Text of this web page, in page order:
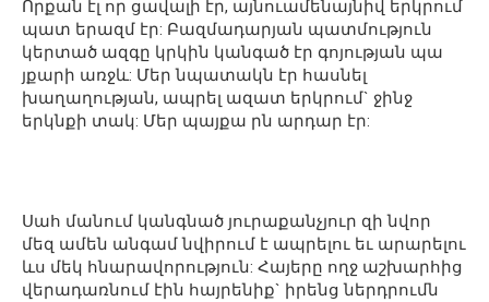
Որքան էլ որ ցավալի էր, այնուամենայնիվ երկրում
պատ երազմ էր: Բազմադարյան պատմություն
կերտած ազգը կրկին կանգած էր գոյության պա
յքարի առջև: Մեր նպատակն էր հասնել
խաղաղության, ապրել ազատ երկրում` ջինջ
երկնքի տակ: Մեր պայքա րն արդար էր:
Սահ մանում կանգնած յուրաքանչյուր զի նվոր
մեզ ամեն անգամ նվիրում է ապրելու եւ արարելու
ևս մեկ հնարավորություն: Հայերը ողջ աշխարհից
վերադառնում էին հայրենիք` իրենց ներդրումն